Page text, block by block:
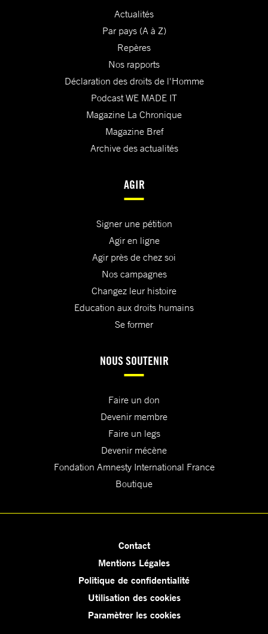
Actualités
Par pays (A à Z)
Repères
Nos rapports
Déclaration des droits de l'Homme
Podcast WE MADE IT
Magazine La Chronique
Magazine Bref
Archive des actualités
AGIR
Signer une pétition
Agir en ligne
Agir près de chez soi
Nos campagnes
Changez leur histoire
Education aux droits humains
Se former
NOUS SOUTENIR
Faire un don
Devenir membre
Faire un legs
Devenir mécène
Fondation Amnesty International France
Boutique
Contact
Mentions Légales
Politique de confidentialité
Utilisation des cookies
Paramètrer les cookies